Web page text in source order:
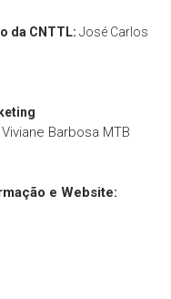
da CNTTL: José Carlos
Viviane Barbosa MTB
e Website: